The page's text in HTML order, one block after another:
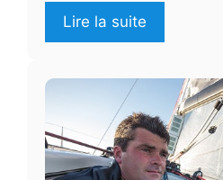
Lire la suite